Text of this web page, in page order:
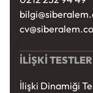
İLİŞKİ
İlişki Dinamiği